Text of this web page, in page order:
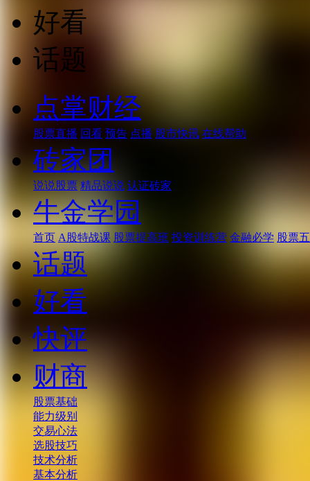
好看
话题
点掌财经
股票直播 回看 预告 点播 股市快讯 在线帮助
砖家团
说说股票 精品说说 认证砖家
牛金学园
首页 A股特战课 股票提高班 投资训练营 金融必学 股票
话题
好看
快评
财商
股票基础
能力级别
交易心法
选股技巧
技术分析
基本分析